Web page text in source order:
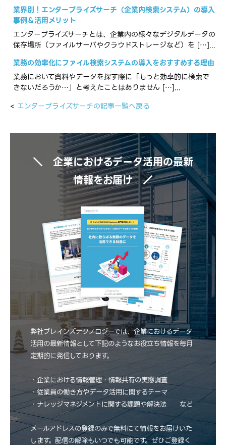
業界別！エンタープライズサーチ（企業内検索システム）の導入
事例＆活用メリット
エンタープライズサーチとは、企業内の様々なデジタルデータの
保存場所（ファイルサーバやクラウドストレージなど）を […]...
業務の効率化にファイル検索システムの導入をおすすめする理由
業務において資料やデータを探す際に「もっと効率的に検索で
きないだろうか…」と考えたことはありません […]...
< エンタープライズサーチの記事一覧へ戻る
＼ 企業におけるデータ活用の最新
情報をお届け ／
弊社ブレインズテクノロジーでは、企業におけるデータ
活用の最新情報として下記のようなお役立ち情報を毎月
定期的に発信しております。
・企業における情報管理・情報共有の実態調査
・従業員の働き方やデータ活用に関するテーマ
・ナレッジマネジメントに関する課題や解決法 など
メールアドレスの登録のみで無料にて情報をお届けいた
します。配信の解除もいつでも可能です。ぜひご登録く